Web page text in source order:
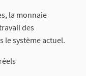
la monnaie
des
le système actuel.